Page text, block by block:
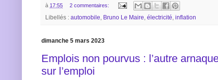
à 17:55 2 commentaires:
Libellés : automobile, Bruno Le Maire, électricité, inflation
dimanche 5 mars 2023
Emplois non pourvus : l’autre
sur l’emploi